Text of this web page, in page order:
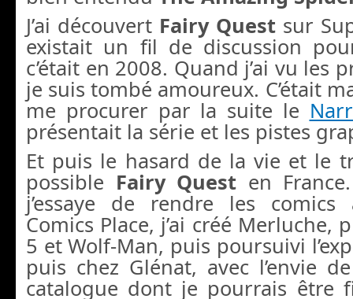
J’ai découvert Fairy Quest sur
existait un fil de discussion
c’était en 2008. Quand j’ai vu les
je suis tombé amoureux. C’était
me procurer par la suite le
présentait la série et les pistes
Et puis le hasard de la vie et le
possible Fairy Quest en
j’essaye de rendre les comics
Comics Place, j’ai créé Merluche,
5 et Wolf-Man, puis poursuivi
puis chez Glénat, avec l’envie
catalogue dont je pourrais être